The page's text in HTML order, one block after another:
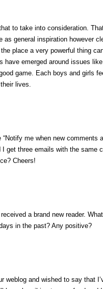
to take into consideration.
general inspiration however
place a very powerful thing
emerged around issues
game. Each boys and girls
lives.
me when new comments
get three emails with the same
Cheers!
a brand new reader.
in the past? Any positive?
weblog and wished to say that